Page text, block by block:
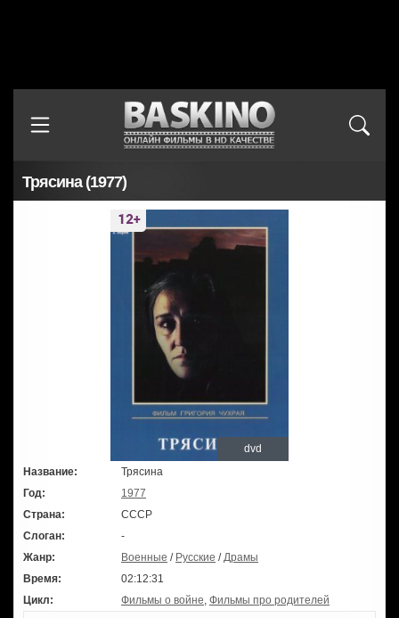
Трясина (1977)
dvd
Название:
Трясина
Год:
1977
Страна:
СССР
Слоган:
-
Жанр:
Военные / Русские /Драмы
Время:
02:12:31
Цикл:
Фильмы о войне, Фильмы про родителей